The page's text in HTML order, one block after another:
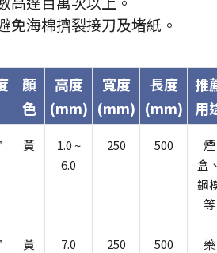
免海棉擠裂接刀及堵紙。
顏
色
高度
(mm)
寬度
(mm)
長度
(mm)
推
用
黃
1.0 ~
6.0
250 500
煙
盒
鋼
等
黃 7.0 250 500
藥